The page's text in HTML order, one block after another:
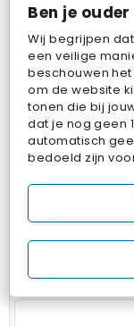
Ben je
Wij begrijpen
een veilige
beschouwen
om de website
tonen die bij
dat je nog geen
automatisch
bedoeld zijn
Pop Fruit
Hospital Surgeon